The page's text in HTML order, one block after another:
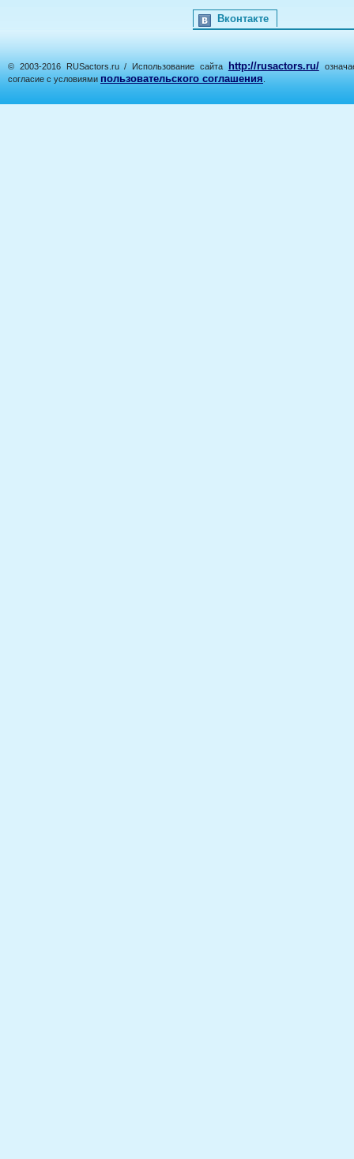
Вконтакте
© 2003-2016 RUSactors.ru / Использование сайта http://rusactors.ru/
согласие с условиями пользовательского соглашения